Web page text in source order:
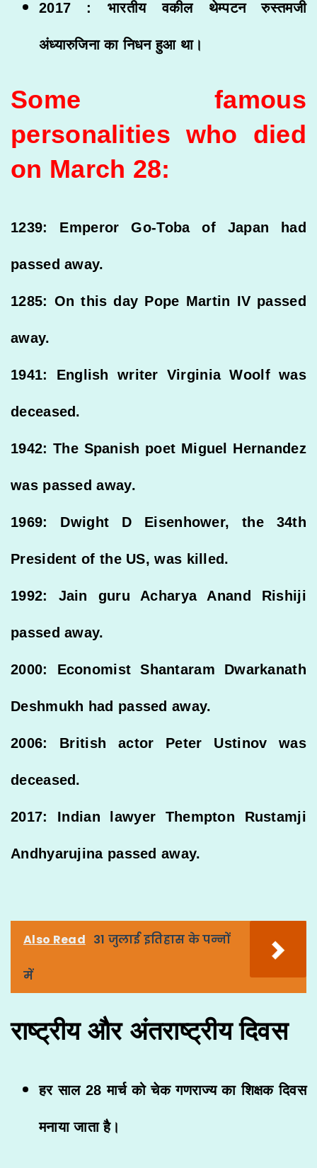
2017 : भारतीय वकील थेम्पटन रुस्तमजी
अंध्यारुजिना का निधन हुआ था।
Some famous
personalities who died
on March 28:
1239: Emperor Go-Toba of Japan had
passed away.
1285: On this day Pope Martin IV passed
away.
1941: English writer Virginia Woolf was
deceased.
1942: The Spanish poet Miguel Hernandez
was passed away.
1969: Dwight D Eisenhower, the 34th
President of the US, was killed.
1992: Jain guru Acharya Anand Rishiji
passed away.
2000: Economist Shantaram Dwarkanath
Deshmukh had passed away.
2006: British actor Peter Ustinov was
deceased.
2017: Indian lawyer Thempton Rustamji
Andhyarujina passed away.
Also Read 31 जुलाई इतिहास के पन्नों
में
राष्ट्रीय और अंतराष्ट्रीय दिवस
हर साल 28 मार्च को चेक गणराज्य का शिक्षक दिवस
मनाया जाता है।